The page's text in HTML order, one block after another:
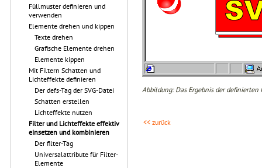
Füllmuster definieren und
verwenden
Elemente drehen und kippen
Texte drehen
Grafische Elemente drehen
Elemente kippen
Mit Filtern Schatten und
Lichteffekte definieren
Der defs-Tag der SVG-Datei
Schatten erstellen
Lichteffekte nutzen
Filter und Lichteffekte effektiv
einsetzen und kombinieren
Der filter-Tag
Universalattribute für Filter-
Elemente
Abbildung: Das Ergebnis der
<< zurück